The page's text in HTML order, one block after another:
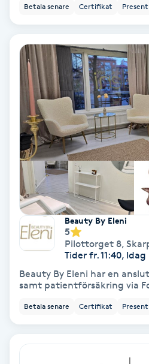
Regndroppsmassage
Reikihealing
Reiki massage
Restorative Yoga
Rosacea
Rosenmetoden
Ryggmassage
Samtalsterapi
Senioryoga
Betala senare Certifikat
Beauty By Eleni
5
Pilottorget 8,
Tider fr. 11:40, Idag
Beauty By Eleni har en
samt patientförsäkring via
Betala senare Certifikat